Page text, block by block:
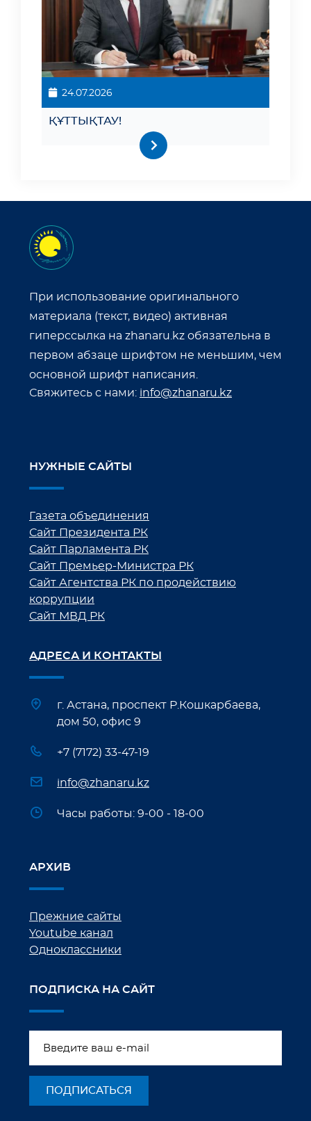
24.07.2026
ҚҰТТЫҚТАУ!
При использование оригинального
материала (текст, видео) активная
гиперссылка на zhanaru.kz обязательна в
первом абзаце шрифтом не меньшим, чем
основной шрифт написания.
Свяжитесь с нами: info@zhanaru.kz
НУЖНЫЕ САЙТЫ
Газета объединения
Сайт Президента РК
Сайт Парламента РК
Сайт Премьер-Министра РК
Сайт Агентства РК по продействию
коррупции
Сайт МВД РК
АДРЕСА И КОНТАКТЫ
г. Астана, проспект Р.Кошкарбаева,
дом 50, офис 9
+7 (7172) 33-47-19
info@zhanaru.kz
Часы работы: 9-00 - 18-00
АРХИВ
Прежние сайты
Youtube канал
Одноклассники
ПОДПИСКА НА САЙТ